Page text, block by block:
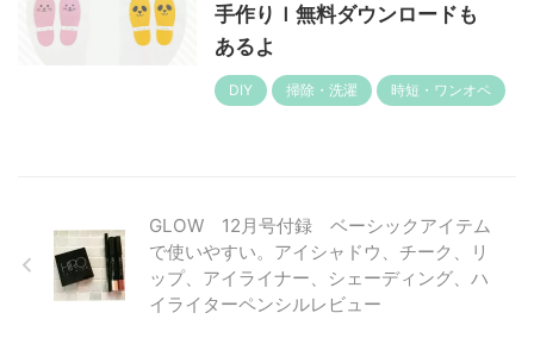
手作りｌ無料ダウンロードも
あるよ
DIY 掃除・洗濯 時短・ワンオペ
GLOW 12月号付録 ベーシックアイテム
で使いやすい。アイシャドウ、チーク、リ
ップ、アイライナー、シェーディング、ハ
イライターペンシルレビュー